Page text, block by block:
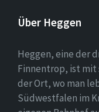
Über Heggen
Heggen, eine der
Finnentrop, ist mit
der Ort, wo man
Südwestfalen im